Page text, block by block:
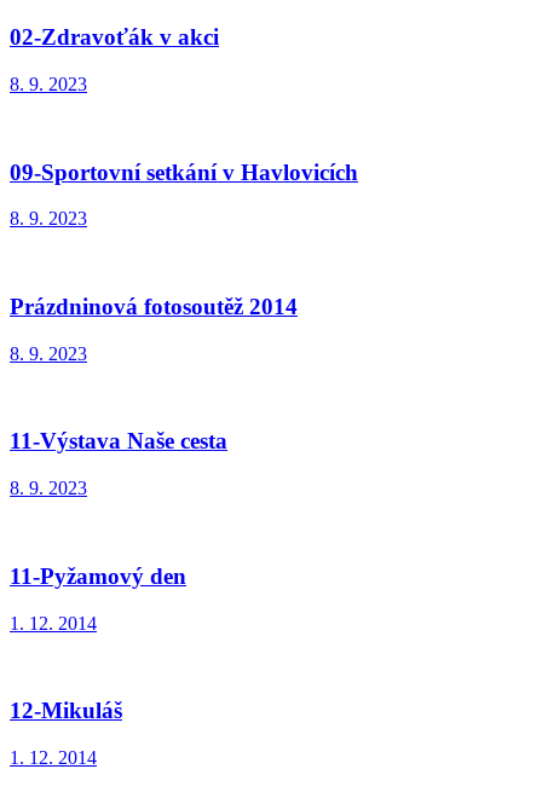
02-Zdravoťák v akci
8. 9. 2023
09-Sportovní setkání v Havlovicích
8. 9. 2023
Prázdninová fotosoutěž 2014
8. 9. 2023
11-Výstava Naše cesta
8. 9. 2023
11-Pyžamový den
1. 12. 2014
12-Mikuláš
1. 12. 2014